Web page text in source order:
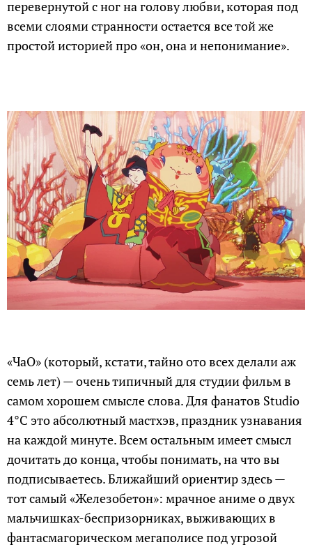
перевернутой с ног на голову любви, которая под
всеми слоями странности остается все той же
простой историей про «он, она и непонимание».
«ЧаО» (который, кстати, тайно ото всех делали аж
семь лет) — очень типичный для студии фильм в
самом хорошем смысле слова. Для фанатов Studio
4°C это абсолютный мастхэв, праздник узнавания
на каждой минуте. Всем остальным имеет смысл
дочитать до конца, чтобы понимать, на что вы
подписываетесь. Ближайший ориентир здесь —
тот самый «Железобетон»: мрачное аниме о двух
мальчишках-беспризорниках, выживающих в
фантасмагорическом мегаполисе под угрозой